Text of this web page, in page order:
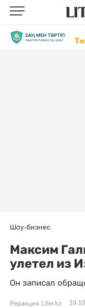
Шоу-бизнес
Максим
улетел из
Он записал
Редакция Liter.kz